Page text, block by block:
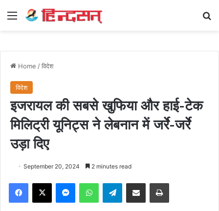
Menu
Home /विदेश
विदेश
इजरायल की सबसे खुफिया और हाई-टेक
मिलिट्री यूनिट्स ने लेबनान में जर्रे-जर्रे
उड़ा दिए
September 20, 2024 2 minutes read
Facebook
X MessengerWhatsAppTelegramShare via Email Print